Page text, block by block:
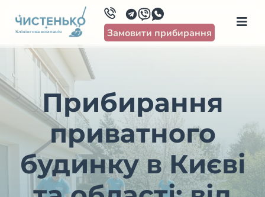
Клінінгова компанія Замовити прибирання
Прибирання
приватного
будинку в Києві